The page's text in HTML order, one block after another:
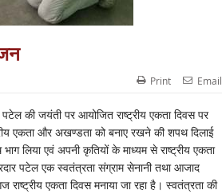
Print Email
जयंती पर आयोजित राष्ट्रीय एकता दिवस पर
एकता और अखण्डता को बनाए रखने की शपथ दिलाई
लिया एवं अपनी कृतियों के माध्यम से राष्ट्रीय एकता
पटेल एक स्वतंत्रता संग्राम सेनानी तथा आजाद
एकता दिवस मनाया जा रहा है। स्वतंत्रता की